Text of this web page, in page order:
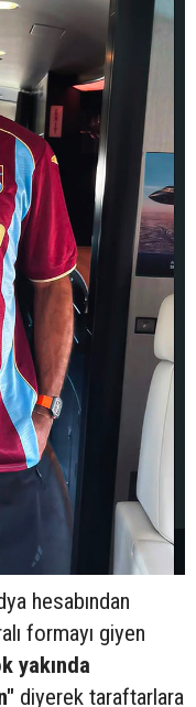
hesabından
formayı giyen
yakında
diyerek taraftarlara